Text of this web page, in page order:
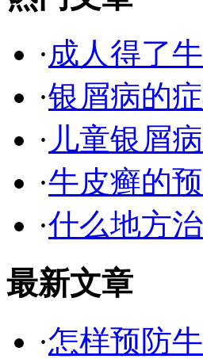
·成人得了
·银屑病的
· 儿童银屑
·牛皮癣的
·什么地方
最新文章
·怎样预防